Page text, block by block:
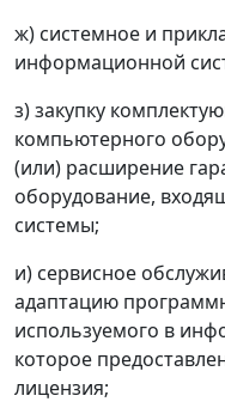
ж) системное и
информационной
з) закупку
компьютерного
(или) расширение
оборудование,
системы;
и) сервисное
адаптацию
используемого в
которое
лицензия;